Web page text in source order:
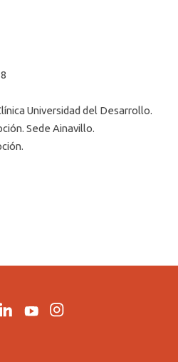
Universidad del Desarrollo.
Sede Ainavillo.
YouTubeInstagram